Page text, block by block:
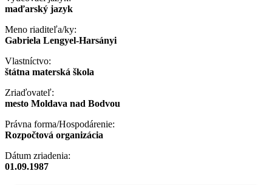
maďarský jazyk
Meno riaditeľa/ky:
Gabriela Lengyel-Harsányi
Vlastníctvo:
štátna materská škola
Zriaďovateľ:
mesto Moldava nad Bodvou
Právna forma/Hospodárenie:
Rozpočtová organizácia
Dátum zriadenia:
01.09.1987